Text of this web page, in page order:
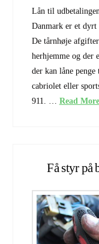
Lån til
Danmark er et
De tårnhøje
herhjemme og der
der kan låne
cabriolet eller
911. … Read More
Få styr på